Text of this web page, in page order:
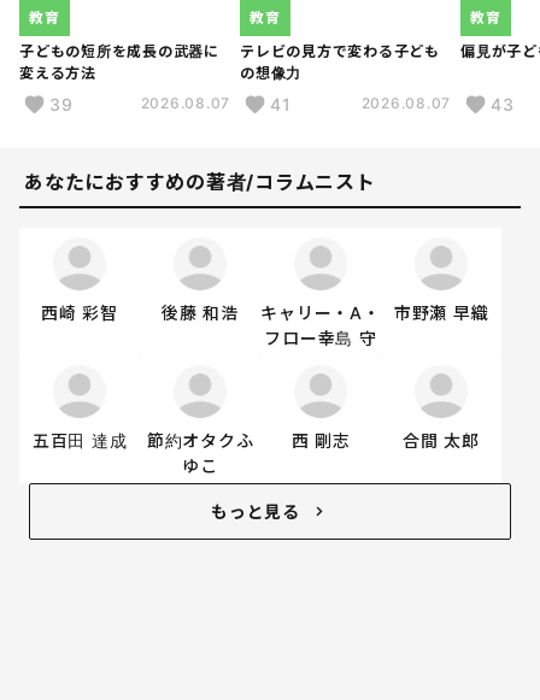
子どもの短所を成長の武器に
変える方法
教育
39 2026.08.07
テレビの見方で変わる子ども
の想像力
教育
41 2026.08.07
偏見が子
教育
43
あなたにおすすめの著者/コラムニスト
西崎 彩智 後藤 和浩
キャリー・A・
フロー幸島 守
市野瀬 早織
五百田 達成
節約オタクふ
ゆこ
西 剛志 合間 太郎
もっと見る